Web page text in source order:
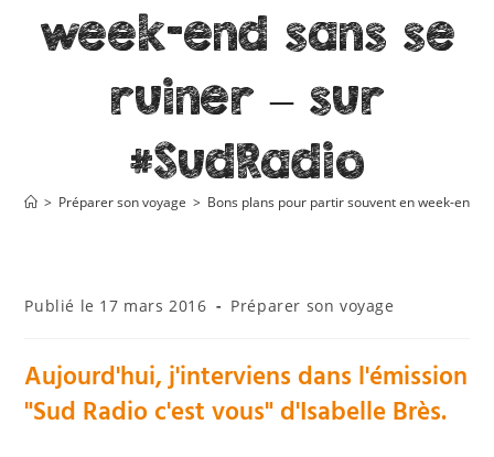
week-end sans se
ruiner – sur
#SudRadio
> Préparer son voyage > Bons plans pour partir souvent en week-end
Publication
17 mars 2016
Post
Préparer son voyage
Aujourd'hui, j'interviens dans l'émission
"Sud Radio c'est vous" d'Isabelle Brès.